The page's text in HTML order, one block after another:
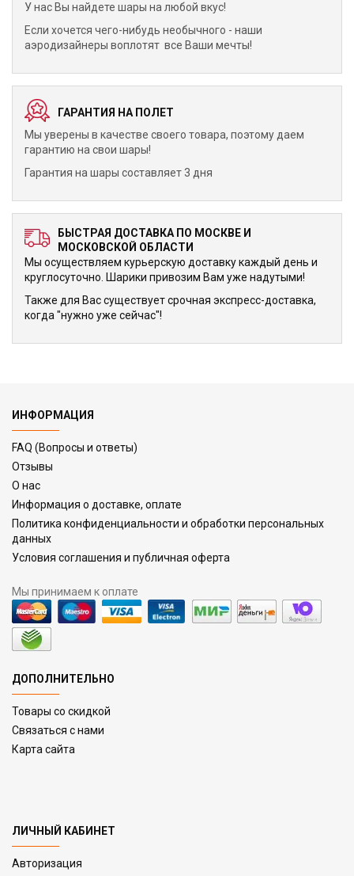
У нас Вы найдете шары на любой вкус!
Если хочется чего-нибудь необычного - наши
аэродизайнеры воплотят все Ваши мечты!
ГАРАНТИЯ НА ПОЛЕТ
Мы уверены в качестве своего товара, поэтому даем
гарантию на свои шары!
Гарантия на шары составляет 3 дня
БЫСТРАЯ ДОСТАВКА ПО МОСКВЕ И
МОСКОВСКОЙ ОБЛАСТИ
Мы осуществляем курьерскую доставку каждый день и
круглосуточно. Шарики привозим Вам уже надутыми!
Также для Вас существует срочная экспресс-доставка,
когда "нужно уже сейчас"!
ИНФОРМАЦИЯ
FAQ (Вопросы и ответы)
Отзывы
О нас
Информация о доставке, оплате
Политика конфиденциальности и обработки персональных
данных
Условия соглашения и публичная оферта
Мы принимаем к оплате
ДОПОЛНИТЕЛЬНО
Товары со скидкой
Связаться с нами
Карта сайта
ЛИЧНЫЙ КАБИНЕТ
Авторизация